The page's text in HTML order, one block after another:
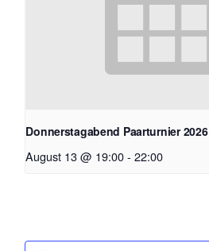
Donnerstagabend Paarturnier 2026
August 13 @ 19:00 - 22:00